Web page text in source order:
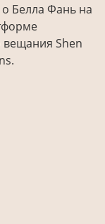
Белла Фань на
вещания Shen